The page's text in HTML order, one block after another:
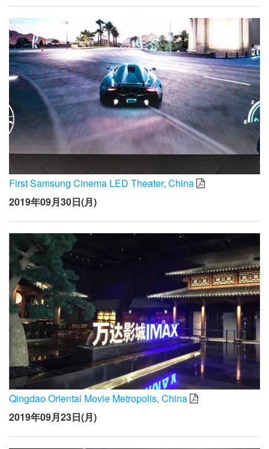
First Samsung Cinema LED Theater, China
2019年09月30日(月)
Qingdao Oriental Movie Metropolis, China
2019年09月23日(月)